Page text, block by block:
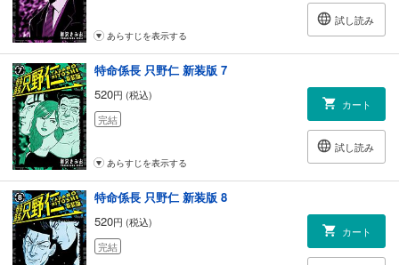
試し読み
あらすじを表示する
特命係長 只野仁 新装版 7
520円 (税込)
完結
カート
試し読み
あらすじを表示する
特命係長 只野仁 新装版 8
520円 (税込)
完結
カート